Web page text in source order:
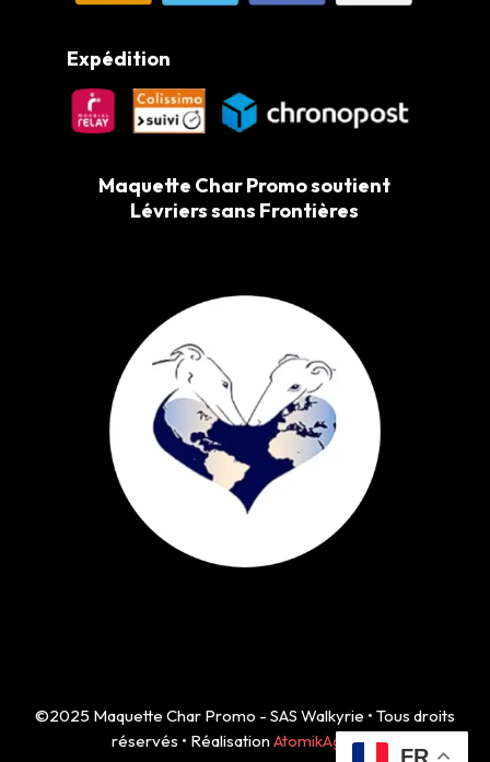
Expédition
Maquette Char Promo soutient
Lévriers sans Frontières
©2025 Maquette Char Promo - SAS Walkyrie • Tous droits
réservés • RéalisationAtomikAgency
FR